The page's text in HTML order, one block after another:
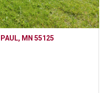
MN 55125